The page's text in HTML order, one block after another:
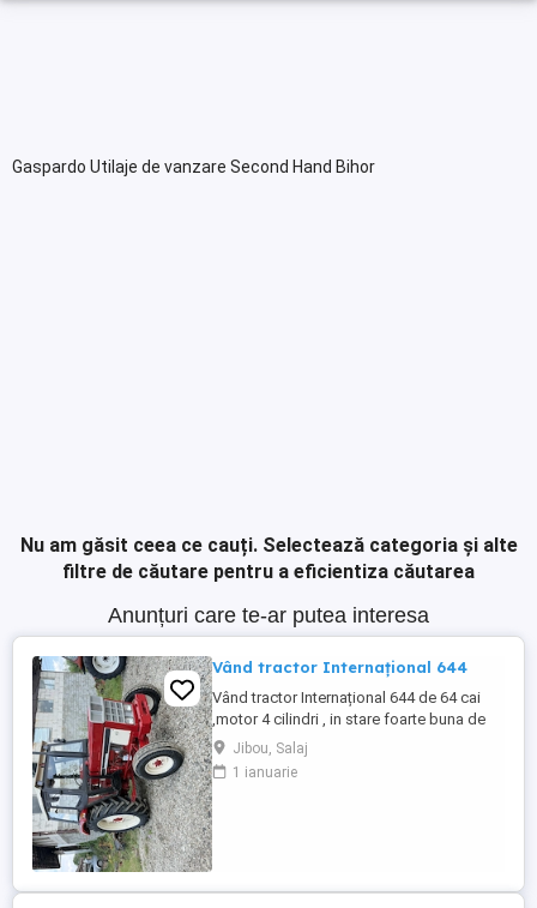
Gaspardo Utilaje de vanzare Second Hand Bihor
Nu am găsit ceea ce cauți. Selectează categoria și alte
filtre de căutare pentru a eficientiza căutarea
Anunțuri care te-ar putea interesa
Vând tractor Internațional 644
Vând tractor Internațional 644 de 64 cai
,motor 4 cilindri , in stare foarte buna de
functionare, cutie de viteze mecanica cu 2
manete ,ambreiaj priza, cauciucuri in stare
bună ,fara defecte, revizie facuta,
Jibou, Salaj
1 ianuarie